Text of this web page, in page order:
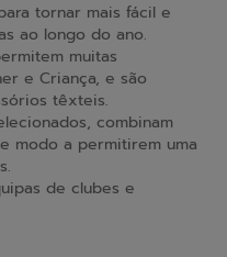
tornar mais fácil e
ao longo do ano.
muitas
e Criança, e são
têxteis.
combinam
modo a permitirem uma
de clubes e